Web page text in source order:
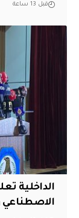
قبل 13 ساعة
الداخلية
الاصطناعي